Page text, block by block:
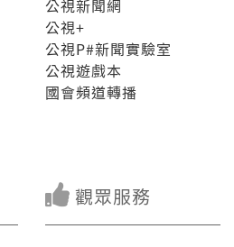
公視新聞網
公視+
公視P#新聞實驗室
公視遊戲本
國會頻道轉播
觀眾服務